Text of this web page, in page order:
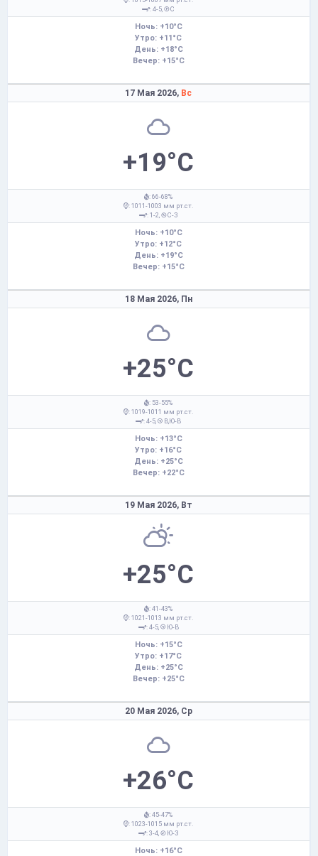
: 4-5,
С
Ночь: +10°C
Утро: +11°C
День: +18°C
Вечер: +15°C
17 Мая 2026, Вс
+19°C
: 66-68%
: 1011-1003 мм рт.ст.
: 1-2,
С-З
Ночь: +10°C
Утро: +12°C
День: +19°C
Вечер: +15°C
18 Мая 2026, Пн
+25°C
: 53-55%
: 1019-1011 мм рт.ст.
: 4-5,
В,Ю-В
Ночь: +13°C
Утро: +16°C
День: +25°C
Вечер: +22°C
19 Мая 2026, Вт
+25°C
: 41-43%
: 1021-1013 мм рт.ст.
: 4-5,
Ю-В
Ночь: +15°C
Утро: +17°C
День: +25°C
Вечер: +25°C
20 Мая 2026, Ср
+26°C
: 45-47%
: 1023-1015 мм рт.ст.
: 3-4,
Ю-З
Ночь: +16°C